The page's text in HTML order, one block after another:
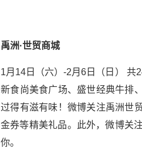
禹洲·世贸商城
1月14日（六）-2月6日（日） 共
新食尚美食广场、盛世经典牛排
过得有滋有味！微博关注禹洲世
金券等精美礼品。此外，微博关
你。